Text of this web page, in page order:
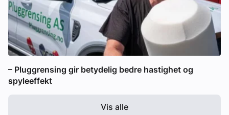
– Pluggrensing gir betydelig bedre hastighet og
spyleeffekt
Vis alle